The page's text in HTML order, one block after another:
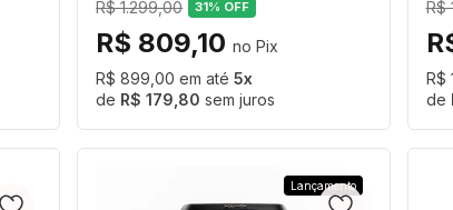
31% OFF
R$ 1.299,00
R$ 809,10
R$ 899,00
5
R$ 179,80 sem juros
R$
R$
Lançamento